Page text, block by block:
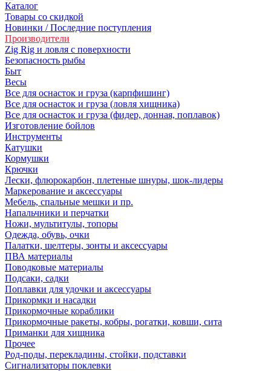
Каталог
Товары со скидкой
Новинки / Последние поступления
Производители
Zig Rig и ловля с поверхности
Безoпасность рыбы
Быт
Весы
Все для оснасток и груза (карпфишинг)
Все для оснасток и груза (ловля хищника)
Все для оснасток и груза (фидер, донная, поплавок)
Изготовление бойлов
Инструменты
Катушки
Кормушки
Крючки
Лески, флюрокарбон, плетеные шнуры, шок-лидеры
Маркерование и аксессуары
Мебель, спальные мешки и пр.
Напальчники и перчатки
Ножи, мультитулы, топоры
Одежда, обувь, очки
Палатки, шелтеры, зонты и аксессуары
ПВА материалы
Поводковые материалы
Подсаки, садки
Поплавки для удочки и аксессуары
Прикормки и насадки
Прикормочные кораблики
Прикормочные ракеты, кобры, рогатки, ковши, сита
Приманки для хищника
Прочее
Род-поды, перекладины, стойки, подставки
Сигнализаторы поклевки